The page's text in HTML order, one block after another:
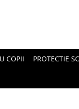
COPII PROTECTIE